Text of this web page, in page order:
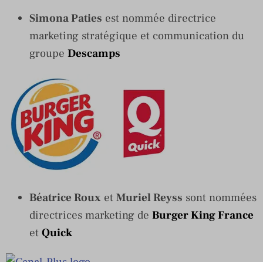
Simona Paties est nommée directrice
marketing stratégique et communication du
groupe Descamps
Béatrice Roux et Muriel Reyss sont nommées
directrices marketing de Burger King France
et Quick